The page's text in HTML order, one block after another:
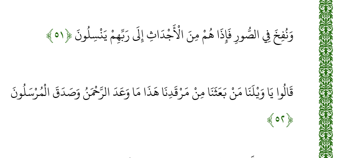
وَنُفِخَ فِي الصُّورِ فَإِذَا هُمْ مِنَ الْأَجْدَاثِ إِلَى رَبِّهِمْ يَنْسِلُونَ﴿۵۱﴾
قَالُوا يَا وَيْلَنَا مَنْ بَعَثَنَا مِنْ مَرْقَدِنَا هَذَا مَا وَعَدَ الرَّحْمَنُ وَصَدَقَ الْمُرْسَلُونَ
﴿۵۲﴾